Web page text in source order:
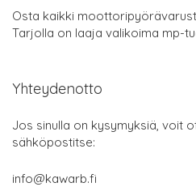
Osta kaikki
Tarjolla on laaja valikoima mp-
Yhteydenotto
Jos sinulla on kysymyksiä, voit
sähköpostitse:
info@kawarb.fi